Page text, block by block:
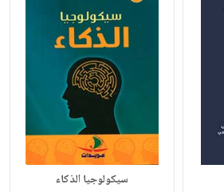
سيكولوجيا الذكاء